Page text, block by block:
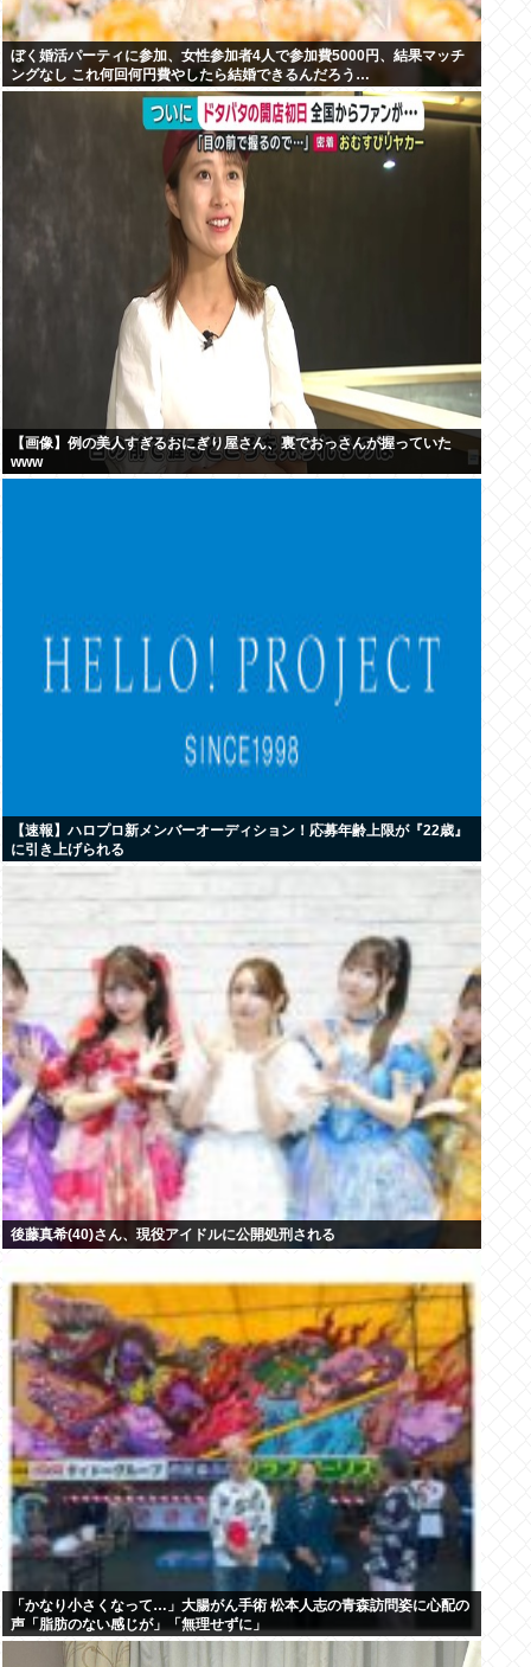
ぼく婚活パーティに参加、女性参加者4人で参加費5000円、結果マッチ
ングなし これ何回何円費やしたら結婚できるんだろう…
【画像】例の美人すぎるおにぎり屋さん、裏でおっさんが握っていた
www
【速報】ハロプロ新メンバーオーディション！応募年齢上限が『22歳』
に引き上げられる
後藤真希(40)さん、現役アイドルに公開処刑される
「かなり小さくなって…」大腸がん手術 松本人志の青森訪問姿に心配の
声「脂肪のない感じが」「無理せずに」